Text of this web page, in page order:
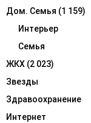
Дом. Семья (1 159)
Интерьер
Семья
ЖКХ (2 023)
Звезды
Здравоохранение
Интернет